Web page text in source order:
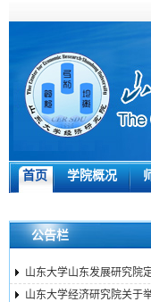
首页 学院概况
公告栏
山东大学山东发展研究院
山东大学经济研究院关于